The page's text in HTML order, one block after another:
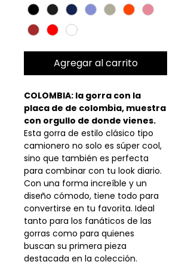
Agregar al carrito
COLOMBIA: la gorra con la
placa de de colombia, muestra
con orgullo de donde vienes.
Esta gorra de estilo clásico tipo
camionero no solo es súper cool,
sino que también es perfecta
para combinar con tu look diario.
Con una forma increíble y un
diseño cómodo, tiene todo para
convertirse en tu favorita. Ideal
tanto para los fanáticos de las
gorras como para quienes
buscan su primera pieza
destacada en la colección.